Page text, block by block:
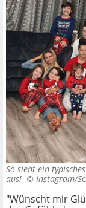
So sieht ein
aus! © Instagram/
"Wünscht mir